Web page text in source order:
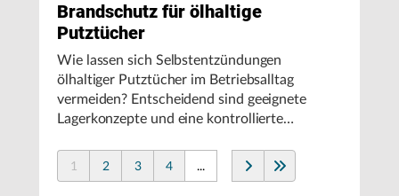
Brandschutz für ölhaltige
Putztücher
Wie lassen sich Selbstentzündungen
ölhaltiger Putztücher im Betriebsalltag
vermeiden? Entscheidend sind geeignete
Lagerkonzepte und eine kontrollierte
1 2 3 4 ...